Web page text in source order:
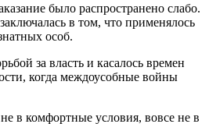
было распространено слабо.
в том, что применялось
особ.
за власть и касалось времен
когда междоусобные войны
в комфортные условия, вовсе не в